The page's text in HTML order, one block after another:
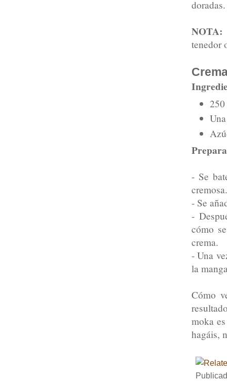
NOTA:
tenedor
- Se
cremosa.
- Se
-
cómo
crema.
- Una
la
Cómo
moka
hagáis,